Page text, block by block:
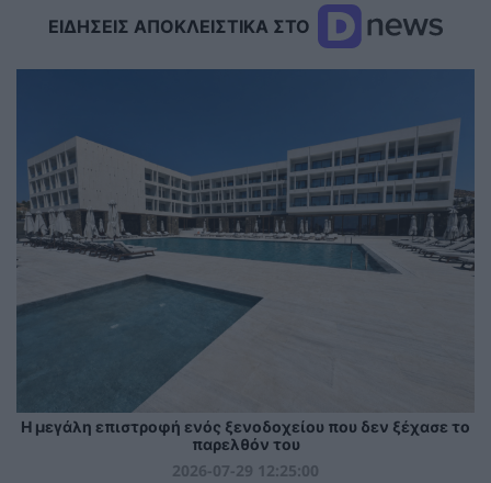
ΕΙΔΗΣΕΙΣ ΑΠΟΚΛΕΙΣΤΙΚΑ ΣΤΟ
Η μεγάλη επιστροφή ενός ξενοδοχείου που δεν ξέχασε το
παρελθόν του
2026-07-29 12:25:00